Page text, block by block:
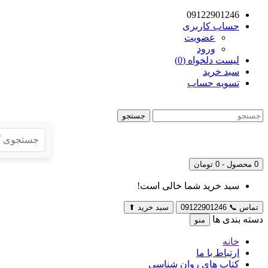
09122901246
حساب کاربری
عضویت
ورود
لیست دلخواه (0)
سبد خرید
تسویه حساب
جستجو
0 محصول - 0 تومان
سبد خرید شما خالی است!
تماس 📞
09122901246 سبد خرید ⬆
دسته بندی ها منو
خانه
ارتباط با ما
کتاب های روان شناسی